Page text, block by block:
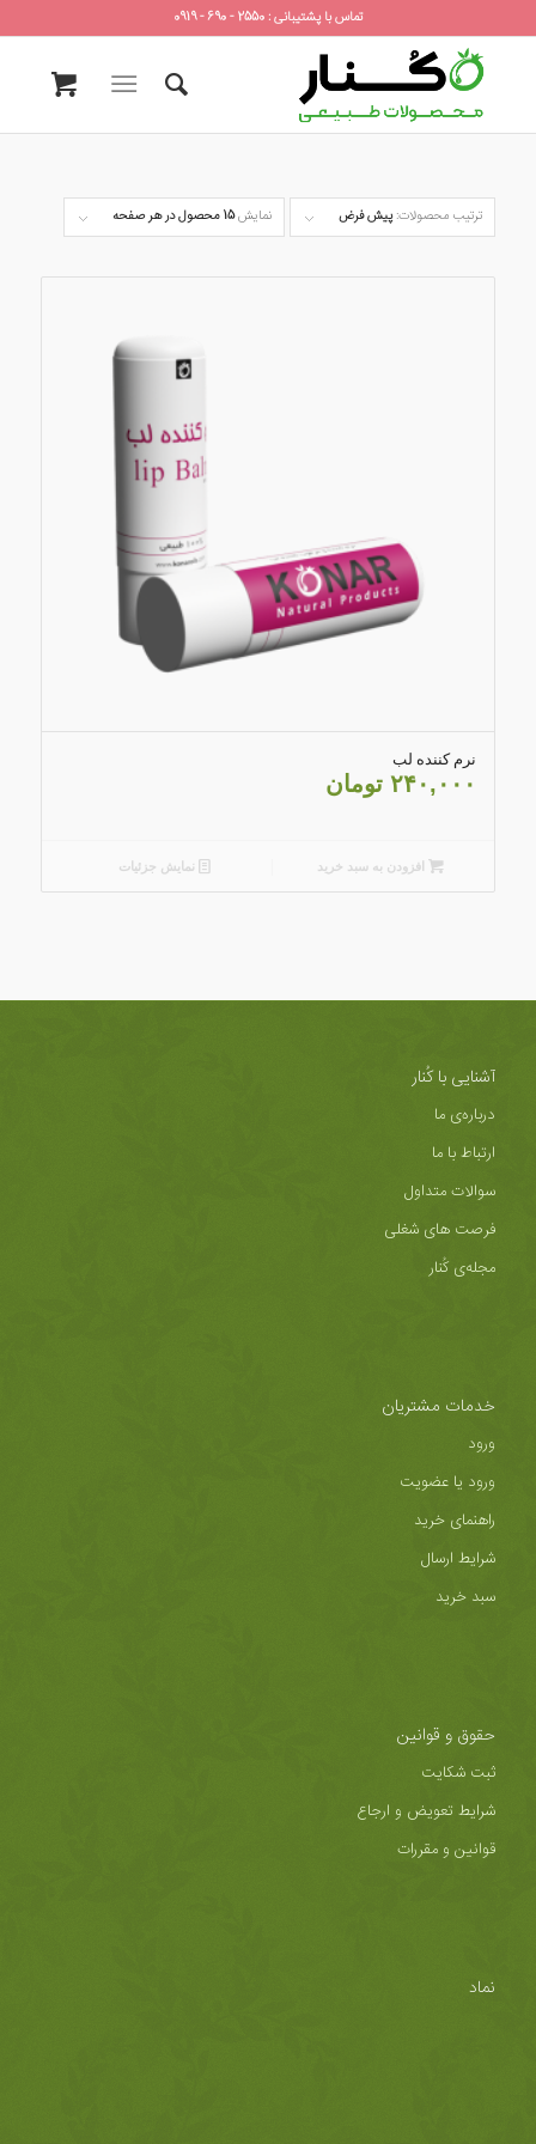
تماس با پشتیبانی : 2550 - 690 - 0919
ترتیب محصولات:پیش فرض نمایش15 محصول در هر صفحه
5.00
نرم کننده لب
۲۴۰,۰۰۰ تومان
افزودن به سبد خرید نمایش جزئیات
آشنایی با کُنار
درباره‌ی ما
ارتباط با ما
سوالات متداول
فرصت های شغلی
مجله‌ی کُنار
خدمات مشتریان
ورود
ورود یا عضویت
راهنمای خرید
شرایط ارسال
سبد خرید
حقوق و قوانین
ثبت شکایت
شرایط تعویض و ارجاع
قوانین و مقررات
نماد